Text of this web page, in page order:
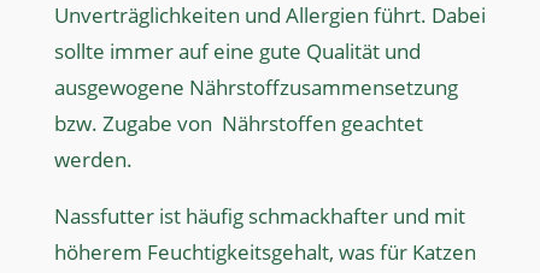
Unverträglichkeiten und Allergien führt. Dabei
sollte immer auf eine gute Qualität und
ausgewogene Nährstoffzusammensetzung
bzw. Zugabe von Nährstoffen geachtet
werden.
Nassfutter ist häufig schmackhafter und mit
höherem Feuchtigkeitsgehalt, was für Katzen